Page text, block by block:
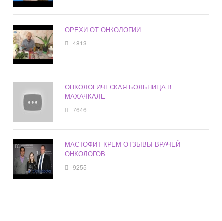
ОРЕХИ ОТ ОНКОЛОГИИ
4813
ОНКОЛОГИЧЕСКАЯ БОЛЬНИЦА В
МАХАЧКАЛЕ
7646
МАСТОФИТ КРЕМ ОТЗЫВЫ ВРАЧЕЙ
ОНКОЛОГОВ
9255